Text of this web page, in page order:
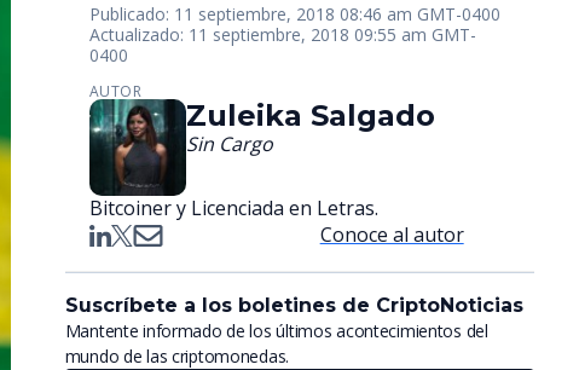
Publicado: 11 septiembre, 2018 08:46 am GMT-0400
Actualizado: 11 septiembre, 2018 09:55 am GMT-
0400
AUTOR
Zuleika Salgado
Sin Cargo
Bitcoiner y Licenciada en Letras.
Conoce al autor
Suscríbete a los boletines de CriptoNoticias
Mantente informado de los últimos acontecimientos del
mundo de las criptomonedas.